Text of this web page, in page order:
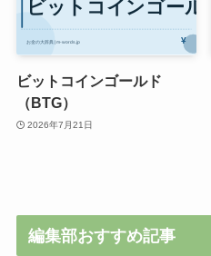
ビットコインゴールド
（BTG）
2026年7月21日
編集部おすすめ記事